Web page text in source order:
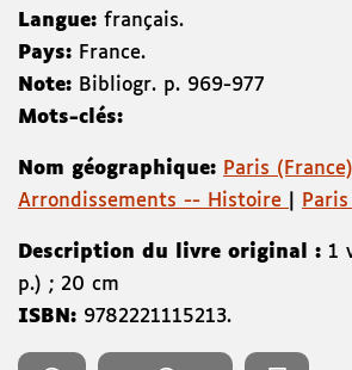
Langue: français.
Pays: France.
Note: Bibliogr. p. 969-977
Mots-clés:
Nom géographique: Paris
Arrondissements -- Histoire
Description du livre original : 1
p.) ; 20 cm
ISBN: 9782221115213.